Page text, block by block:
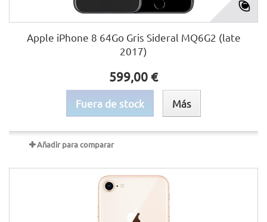
Apple iPhone 8 64Go Gris Sideral MQ6G2 (late
2017)
599,00 €
Fuera de stock Más
Añadir para comparar